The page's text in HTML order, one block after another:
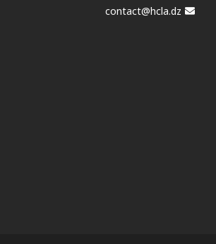
contact@hcla.dz